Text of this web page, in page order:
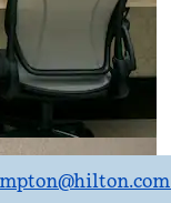
@hilton.com